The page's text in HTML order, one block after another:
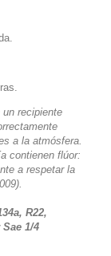
recipiente
a la atmósfera.
contienen flúor:
a respetar la
R22,
1/4